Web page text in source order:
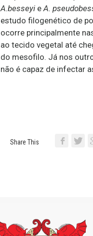
A.besseyi eA.
estudo filogenético de
ocorre principalmente
ao tecido vegetal até
do mesofilo. Já nos
não é capaz de infectar
Share This